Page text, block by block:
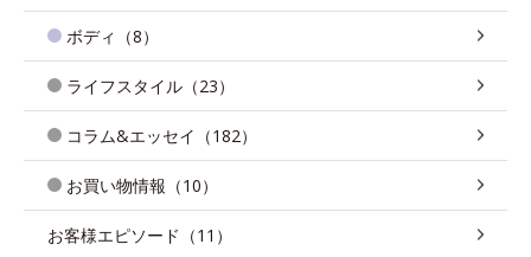
ボディ（8）
ライフスタイル（23）
コラム&エッセイ（182）
お買い物情報（10）
お客様エピソード（11）